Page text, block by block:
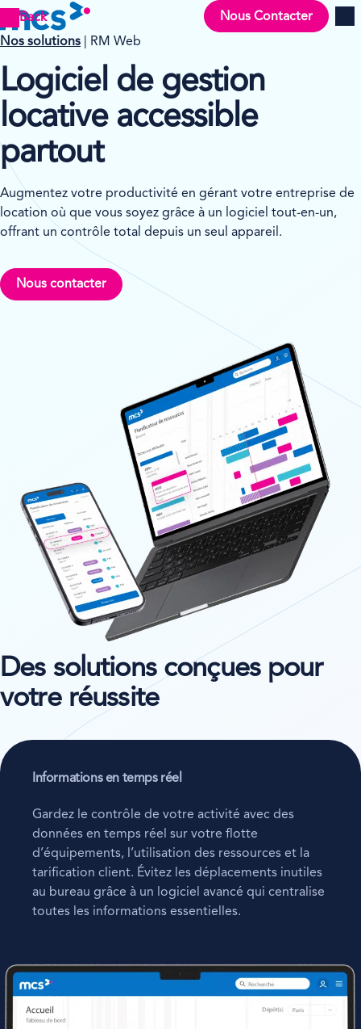
Back Nous Contacter
Nos solutions | RM Web
Logiciel de gestion
locative accessible
partout
Augmentez votre productivité en gérant votre entreprise de
location où que vous soyez grâce à un logiciel tout-en-un,
offrant un contrôle total depuis un seul appareil.
Nous contacter
Des solutions conçues pour
votre réussite
Informations en temps réel
Gardez le contrôle de votre activité avec des
données en temps réel sur votre flotte
d’équipements, l’utilisation des ressources et la
tarification client. Évitez les déplacements inutiles
au bureau grâce à un logiciel avancé qui centralise
toutes les informations essentielles.